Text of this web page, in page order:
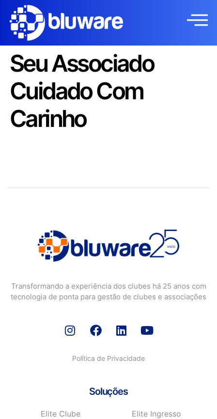
Seu Associado
Cuidado Com
Carinho
Transformando a experiência dos clubes há 25 anos com
tecnologia de ponta para gestão de clubes e associações
Política de Privacidade
Soluções
Elite Clube
Elite Ingresso